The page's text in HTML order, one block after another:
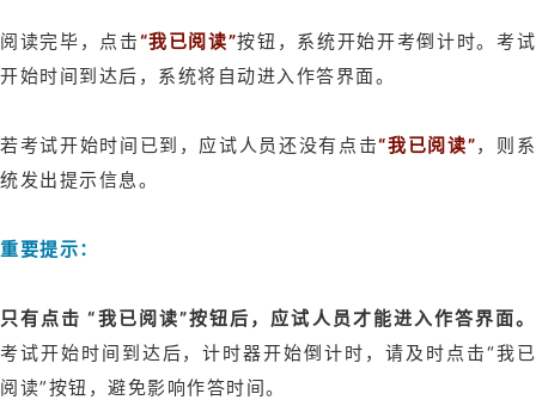
阅读完毕，点击“我已阅读”按钮，系统开始开考倒计时。考试
开始时间到达后，系统将自动进入作答界面。
若考试开始时间已到，应试人员还没有点击“我已阅读”，则系
统发出提示信息。
重要提示：
只有点击 “我已阅读”按钮后，应试人员才能进入作答界面。
考试开始时间到达后，计时器开始倒计时，请及时点击“我已
阅读”按钮，避免影响作答时间。